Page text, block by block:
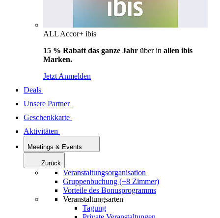
ALL Accor+ ibis
15 % Rabatt das ganze Jahr über in allen ibis
Marken.
Jetzt Anmelden
Deals
Unsere Partner
Geschenkkarte
Aktivitäten
Meetings & Events
Zurück
Veranstaltungsorganisation
Gruppenbuchung (+8 Zimmer)
Vorteile des Bonusprogramms
Veranstaltungsarten
Tagung